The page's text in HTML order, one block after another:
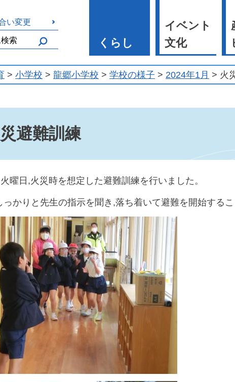
い変更
くらし
イベント
文化
> 小学校 > 龍郷小学校 > 学校の様子 > 2024年1月 > 火
避難訓練
曜日,火災時を想定した避難訓練を行いました。
っかりと先生の指示を聞き,落ち着いて避難を開始するこ